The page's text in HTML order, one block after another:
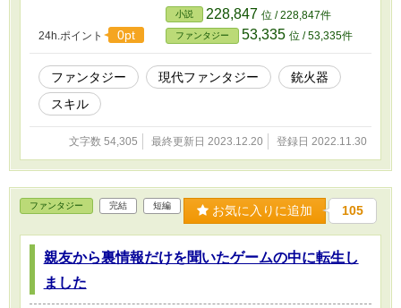
24h.ポイント 0pt
小説 228,847 位 / 228,847件
ファンタジー 53,335 位 / 53,335件
ファンタジー 現代ファンタジー
銃火器
スキル
文字数 54,305 最終更新日 2023.12.20 登録日 2022.11.30
ファンタジー 完結 短編 お気に入りに追加 105
親友から裏情報だけを聞いたゲームの中に転生し
ました